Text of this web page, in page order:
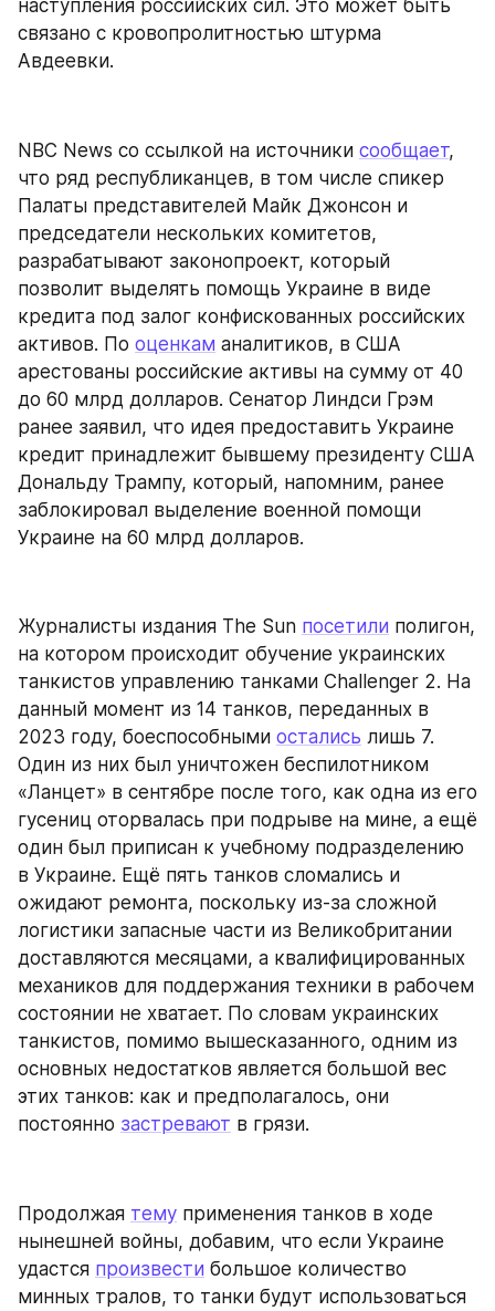
наступления российских сил. Это может быть
связано с кровопролитностью штурма
Авдеевки.
NBC News со ссылкой на источники сообщает,
что ряд республиканцев, в том числе спикер
Палаты представителей Майк Джонсон и
председатели нескольких комитетов,
разрабатывают законопроект, который
позволит выделять помощь Украине в виде
кредита под залог конфискованных российских
активов. По оценкам аналитиков, в США
арестованы российские активы на сумму от 40
до 60 млрд долларов. Сенатор Линдси Грэм
ранее заявил, что идея предоставить Украине
кредит принадлежит бывшему президенту США
Дональду Трампу, который, напомним, ранее
заблокировал выделение военной помощи
Украине на 60 млрд долларов.
Журналисты издания The Sun посетили полигон,
на котором происходит обучение украинских
танкистов управлению танками Challenger 2. На
данный момент из 14 танков, переданных в
2023 году, боеспособными остались лишь 7.
Один из них был уничтожен беспилотником
«Ланцет» в сентябре после того, как одна из его
гусениц оторвалась при подрыве на мине, а ещё
один был приписан к учебному подразделению
в Украине. Ещё пять танков сломались и
ожидают ремонта, поскольку из-за сложной
логистики запасные части из Великобритании
доставляются месяцами, а квалифицированных
механиков для поддержания техники в рабочем
состоянии не хватает. По словам украинских
танкистов, помимо вышесказанного, одним из
основных недостатков является большой вес
этих танков: как и предполагалось, они
постоянно застревают в грязи.
Продолжая тему применения танков в ходе
нынешней войны, добавим, что если Украине
удастся произвести большое количество
минных тралов, то танки будут использоваться